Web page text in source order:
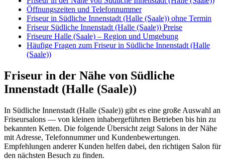
Öffnungszeiten und Telefonnummer
Friseur in Südliche Innenstadt (Halle (Saale)) ohne Termin
Friseur Südliche Innenstadt (Halle (Saale)) Preise
Friseure Halle (Saale) – Region und Umgebung
Häufige Fragen zum Friseur in Südliche Innenstadt (Halle
(Saale))
Friseur in der Nähe von Südliche
Innenstadt (Halle (Saale))
In Südliche Innenstadt (Halle (Saale)) gibt es eine große Auswahl an
Friseursalons — von kleinen inhabergeführten Betrieben bis hin zu
bekannten Ketten. Die folgende Übersicht zeigt Salons in der Nähe
mit Adresse, Telefonnummer und Kundenbewertungen.
Empfehlungen anderer Kunden helfen dabei, den richtigen Salon für
den nächsten Besuch zu finden.